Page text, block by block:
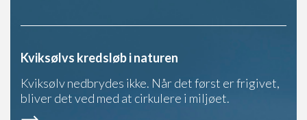
Kviksølvs kredsløb i naturen
Kviksølv nedbrydes ikke. Når det først er frigivet,
bliver det ved med at cirkulere i miljøet.